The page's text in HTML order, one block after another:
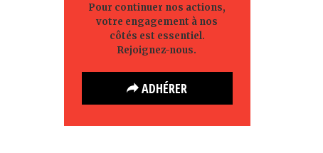
Pour continuer nos actions,
votre engagement à nos
côtés est essentiel.
Rejoignez-nous.
ADHÉRER